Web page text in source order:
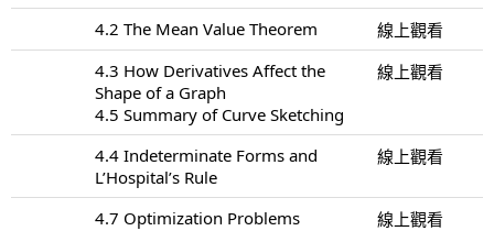
4.2 The Mean Value Theorem
線上觀看
4.3 How Derivatives Affect the
Shape of a Graph
4.5 Summary of Curve Sketching
線上觀看
4.4 Indeterminate Forms and
L’Hospital’s Rule
線上觀看
4.7 Optimization Problems
線上觀看